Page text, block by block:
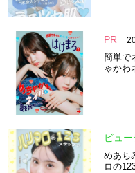
PR
簡単で
ゃかわ
ビュ
めあち
ロの